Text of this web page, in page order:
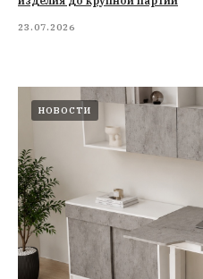
23.07.2026
НОВОСТИ